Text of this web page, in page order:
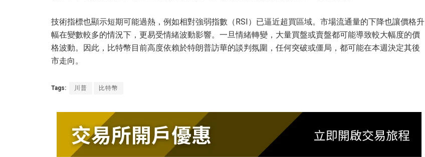
技術指標也顯示短期可能過熱，例如相對強弱指數（RSI）已逼近超買區域。市場流通量的下降也讓價格升
幅在變數較多的情況下，更易受情緒波動影響。一旦情緒轉變，大量買盤或賣盤都可能導致較大幅度的價
格波動。因此，比特幣目前高度依賴於特朗普訪華的談判氛圍，任何突破或僵局，都可能在本週決定其後
市走向。
Tags: 川普 比特幣